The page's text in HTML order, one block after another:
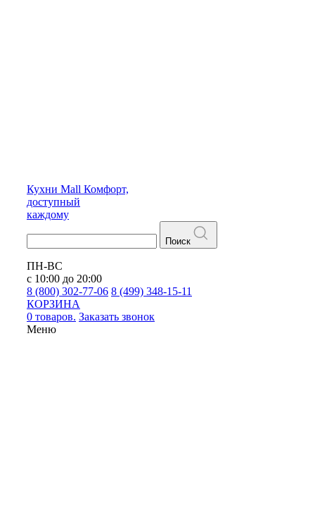
Кухни Mall Комфорт,
доступный
каждому
Поиск
ПН-ВС
с 10:00 до 20:00
8 (800) 302-77-06 8 (499) 348-15-11
КОРЗИНА
0 товаров. Заказать звонок
Меню